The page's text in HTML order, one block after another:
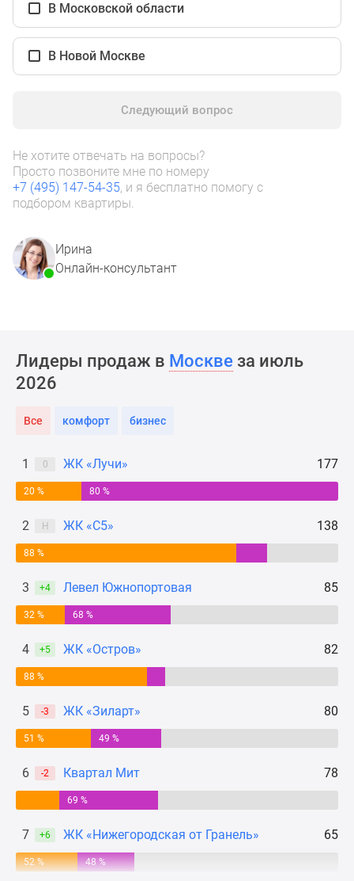
комнатные
комнатные
карте
Ипотечный
калькулятор
Семейная
ипотека
Военная
ипотека
Новости
недвижимости
эксперта
рынка
Покупателю
Экспертиза
новостроек
проекте
Реклама
сайте
Дзен
Машино-
места
Апартаменты
#траншевая
#рассрочка
ИТ-
В Московской области
В Новой Москве
Следующий вопрос
Не хотите отвечать на вопросы?
Просто позвоните мне по номеру
+7 (495) 147-54-35, и я бесплатно помогу с
подбором квартиры.
Ирина
Онлайн-консультант
Лидеры продаж в Москве за июль
2026
Все комфорт бизнес
1 0 ЖК «Лучи» 177
20 % 80 %
2 Н ЖК «С5» 138
88 %
3 +4 Левел Южнопортовая 85
32 % 68 %
4 +5 ЖК «Остров» 82
88 %
5 -3 ЖК «Зиларт» 80
51 % 49 %
6 -2 Квартал Мит 78
69 %
7 +6 ЖК «Нижегородская от Гранель» 65
52 % 48 %